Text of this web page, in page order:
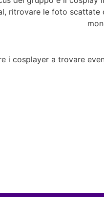
ritrovare le foto scattate
i cosplayer a trovare